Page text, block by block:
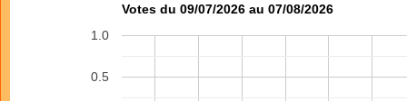
Votes du 09/07/2026 au 07/08/2026
0.5
1.0